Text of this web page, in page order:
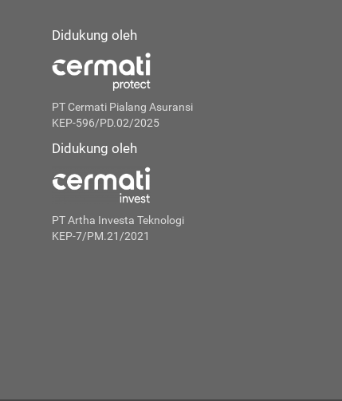
Didukung oleh
PT Cermati Pialang Asuransi
KEP-596/PD.02/2025
Didukung oleh
PT Artha Investa Teknologi
KEP-7/PM.21/2021